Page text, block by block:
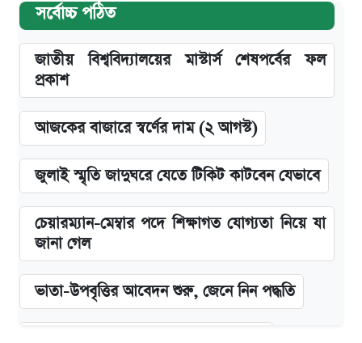
সর্বোচ্চ পঠিত
জাতীয় বিশ্ববিদ্যালয়ের মাস্টার্স শেষপর্বের ফল
প্রকাশ
আজকের বাজারে স্বর্ণের দাম (২ আগস্ট)
জুলাই স্মৃতি জাদুঘরে যেতে টিকিট কাটবেন যেভাবে
চেয়ারম্যান-মেম্বার পদে শিক্ষাগত যোগ্যতা নিয়ে যা
জানা গেল
ভাতা-উপবৃত্তির আবেদন শুরু, জেনে নিন পদ্ধতি